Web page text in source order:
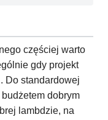
częściej warto
gdy projekt
Do standardowej
dobrym
lambdzie, na